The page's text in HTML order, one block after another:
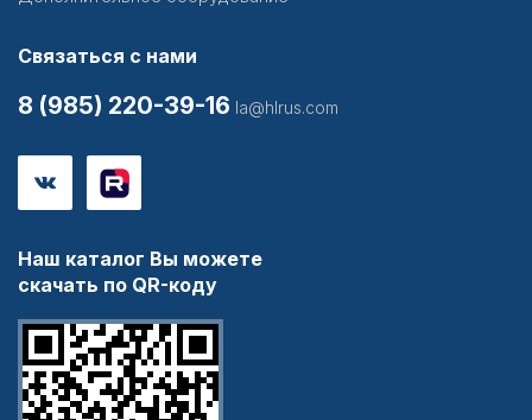
Связаться с нами
8 (985) 220-39-16 la@hlrus.com
Наш каталог Вы можете
скачать по QR-коду